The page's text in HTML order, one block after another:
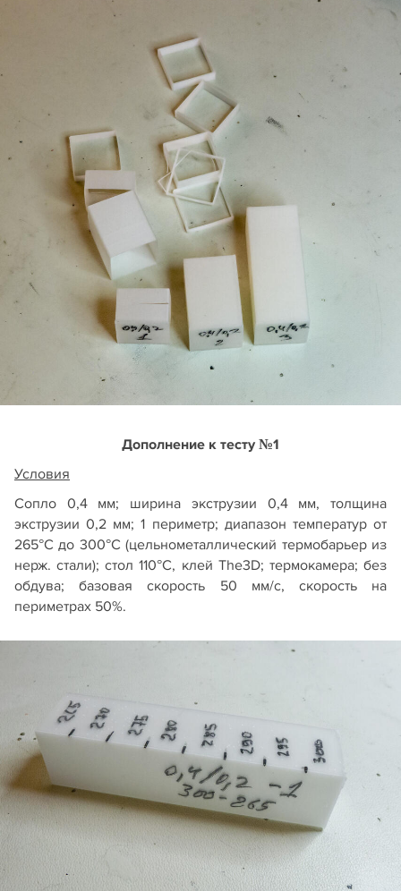
Дополнение к тесту №1
Условия
Сопло 0,4 мм; ширина экструзии 0,4 мм, толщина
экструзии 0,2 мм; 1 периметр; диапазон температур от
265°С до 300°С (цельнометаллический термобарьер из
нерж. стали); стол 110°С, клей The3D; термокамера; без
обдува; базовая скорость 50 мм/с, скорость на
периметрах 50%.